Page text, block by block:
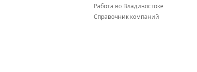
Работа во Владивостоке
Справочник компаний